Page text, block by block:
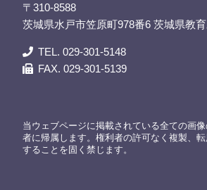
〒310-8588
茨城県水戸市笠原町978番6 茨城県教
TEL. 029-301-5148
FAX. 029-301-5139
当ウェブページに掲載されている全ての画
者に帰属します。権利者の許可なく複製、
することを固く禁じます。